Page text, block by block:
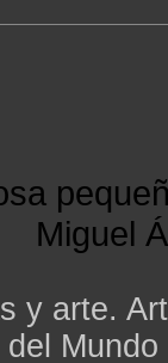
Miguel
y arte.
Mundo